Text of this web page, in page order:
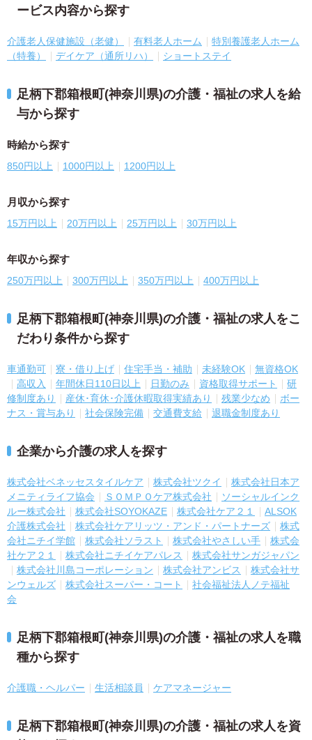
ービス内容から探す
介護老人保健施設（老健） 有料老人ホーム
特別養護老人ホーム
（特養）
デイケア（通所リハ） ショートステイ
足柄下郡箱根町(神奈川県)の介護・福祉の求人を給
与から探す
時給から探す
850円以上 1000円以上 1200円以上
月収から探す
15万円以上 20万円以上 25万円以上 30万円以上
年収から探す
250万円以上 300万円以上 350万円以上 400万円以上
足柄下郡箱根町(神奈川県)の介護・福祉の求人をこ
だわり条件から探す
車通勤可 寮・借り上げ 住宅手当・補助 未経験OK
無資格OK
高収入
年間休日110日以上 日勤のみ 資格取得サポート
研
修制度あり
産休･育休･介護休暇取得実績あり 残業少なめ
ボー
ナス・賞与あり
社会保険完備 交通費支給 退職金制度あり
企業から介護の求人を探す
株式会社ベネッセスタイルケア 株式会社ツクイ
株式会社日本ア
メニティライフ協会
ＳＯＭＰＯケア株式会社
ソーシャルインク
ルー株式会社
株式会社SOYOKAZE 株式会社ケア２１
ALSOK
介護株式会社
株式会社ケアリッツ・アンド・パートナーズ
株式
会社ニチイ学館
株式会社ソラスト 株式会社やさしい手
株式会
社ケア２１
株式会社ニチイケアパレス
株式会社サンガジャパン
株式会社川島コーポレーション
株式会社アンビス
株式会社サ
ンウェルズ
株式会社スーパー・コート
社会福祉法人ノテ福祉
会
足柄下郡箱根町(神奈川県)の介護・福祉の求人を職
種から探す
介護職・ヘルパー 生活相談員 ケアマネージャー
足柄下郡箱根町(神奈川県)の介護・福祉の求人を資